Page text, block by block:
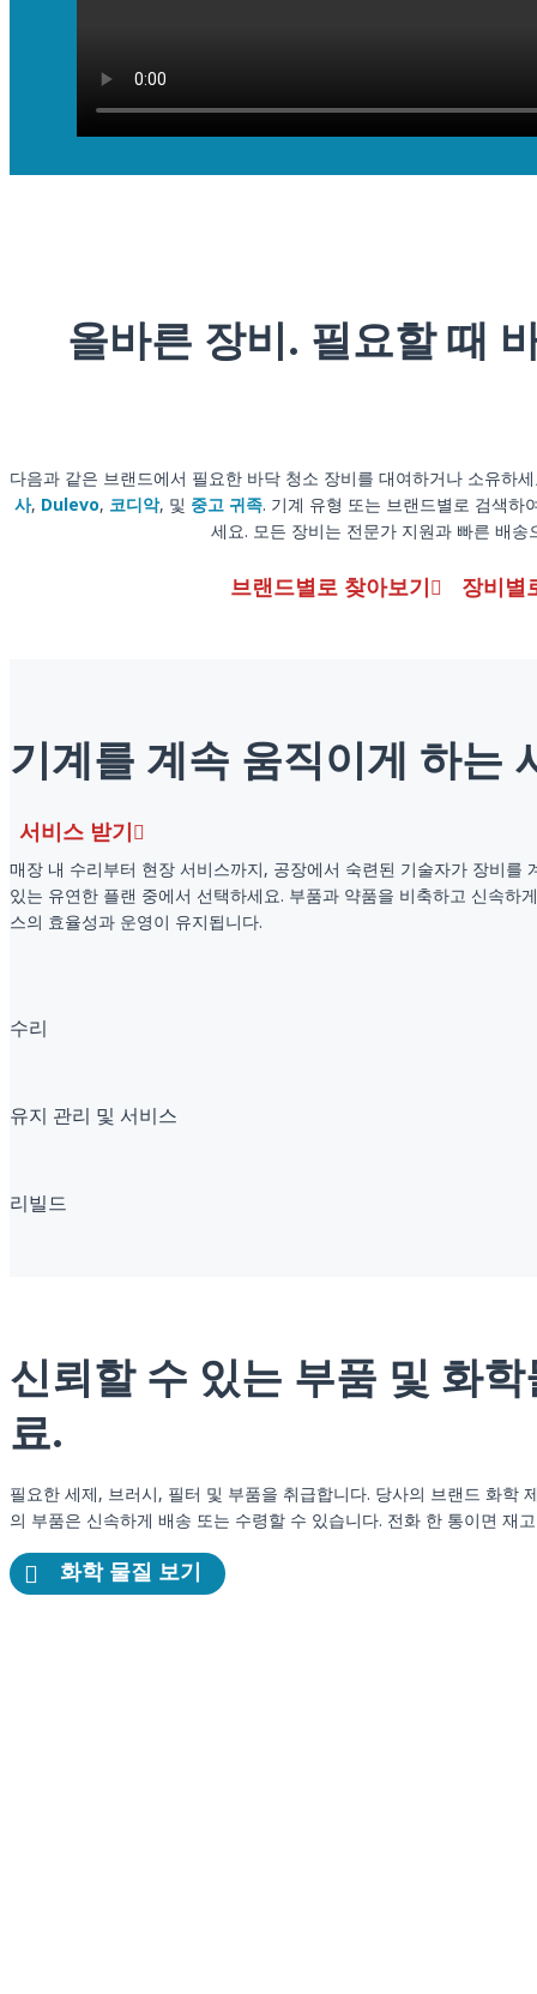
올바른 장비. 필요할 때
다음과 같은 브랜드에서 필요한 바닥 청소 장비를 대여하거나 소유하
사, Dulevo, 코디악, 및 중고 귀족. 기계 유형 또는 브랜드별로 검색하
세요. 모든 장비는 전문가 지원과 빠른 배송
브랜드별로 찾아보기 장비별
기계를 계속 움직이게 하는
서비스 받기
매장 내 수리부터 현장 서비스까지, 공장에서 숙련된 기술자가 장비를
있는 유연한 플랜 중에서 선택하세요. 부품과 약품을 비축하고 신속하
스의 효율성과 운영이 유지됩니다.
수리
유지 관리 및 서비스
리빌드
신뢰할 수 있는 부품 및 화
료.
필요한 세제, 브러시, 필터 및 부품을 취급합니다. 당사의 브랜드 화학
의 부품은 신속하게 배송 또는 수령할 수 있습니다. 전화 한 통이면 재
화학 물질 보기